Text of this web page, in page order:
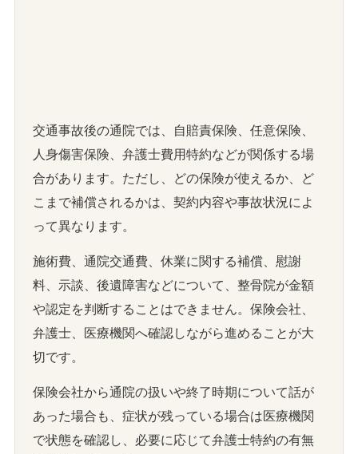
交通事故後の通院では、自賠責保険、任意保険、
人身傷害保険、弁護士費用特約などが関係する場
合があります。ただし、どの保険が使えるか、ど
こまで補償されるかは、契約内容や事故状況によ
って異なります。
施術費、通院交通費、休業に関する補償、慰謝
料、示談、後遺障害などについて、整骨院が金額
や認定を判断することはできません。保険会社、
弁護士、医療機関へ確認しながら進めることが大
切です。
保険会社から通院の扱いや終了時期について話が
あった場合も、症状が残っている場合は医療機関
で状態を確認し、必要に応じて弁護士特約の有無